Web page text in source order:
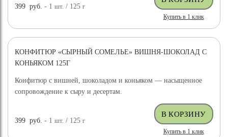
399 руб. - 1шт. / 125г
Купить в 1 клик
КОНФИТЮР «СЫРНЫЙ СОМЕЛЬЕ» ВИШНЯ-ШОКОЛАД С
КОНЬЯКОМ 125Г
Конфитюр с вишней, шоколадом и коньяком — насыщенное
сопровождение к сыру и десертам.
399 руб. - 1шт. / 125г
Купить в 1 клик